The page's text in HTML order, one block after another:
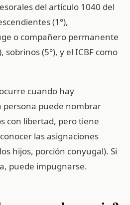
del artículo 1040 del
(1°),
o compañero permanente
sobrinos (5°), y el ICBF como
ocurre cuando hay
persona puede nombrar
con libertad, pero tiene
las asignaciones
hijos, porción conyugal). Si
puede impugnarse.